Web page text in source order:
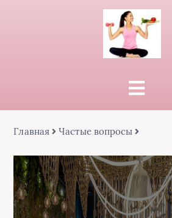
Главная Частые вопросы